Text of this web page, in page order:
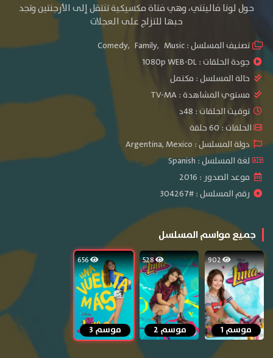
حول لونا فالينتي، وهي فتاة مكسيكية تنتقل إلى الأرجنتين وتجد
حبها للتزلج على العجلات
تصنيف المسلسل : Comedy, Family, Music
جودة الحلقات :1080p WEB-DL
حالة المسلسل : مكتمل
مستوي المشاهدة :TV-MA
توقيت الحلقات : 48د
الحلقات : 60 حلقة
دولة المسلسل : Argentina, Mexico
لغة المسلسل : Spanish
موعد الصدور : 2016
رقم المسلسل : #304267
جميع مواسم المسلسل
902
موسم 1
528
موسم 2
656
موسم 3